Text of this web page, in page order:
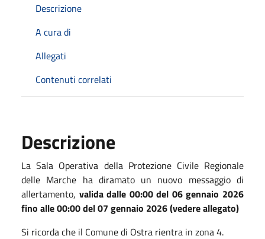
Descrizione
A cura di
Allegati
Contenuti correlati
Descrizione
La Sala Operativa della Protezione Civile Regionale
delle Marche ha diramato un nuovo messaggio di
allertamento, valida dalle 00:00 del 06 gennaio 2026
fino alle 00:00 del 07 gennaio 2026 (vedere allegato)
Si ricorda che il Comune di Ostra rientra in zona 4.